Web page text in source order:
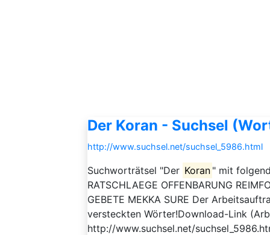
Der Koran - Suchsel
http://www.suchsel.net/suchsel_5986.html
Suchworträtsel "Der Koran " mit
RATSCHLAEGE OFFENBARUNG
GEBETE MEKKA SURE Der
versteckten Wörter!Download-Link
http://www.suchsel.net/